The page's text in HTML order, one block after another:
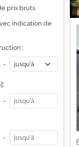
prix bruts
indication de
:
-
-
-